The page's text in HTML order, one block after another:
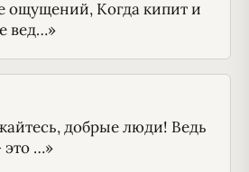
ощущений, Когда кипит и
вед…»
добрые люди! Ведь
…»